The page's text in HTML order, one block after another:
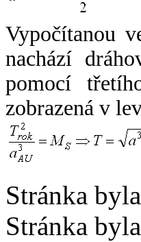
Vypočítanou
nachází
pomocí
zobrazená v
Stránka
Stránka